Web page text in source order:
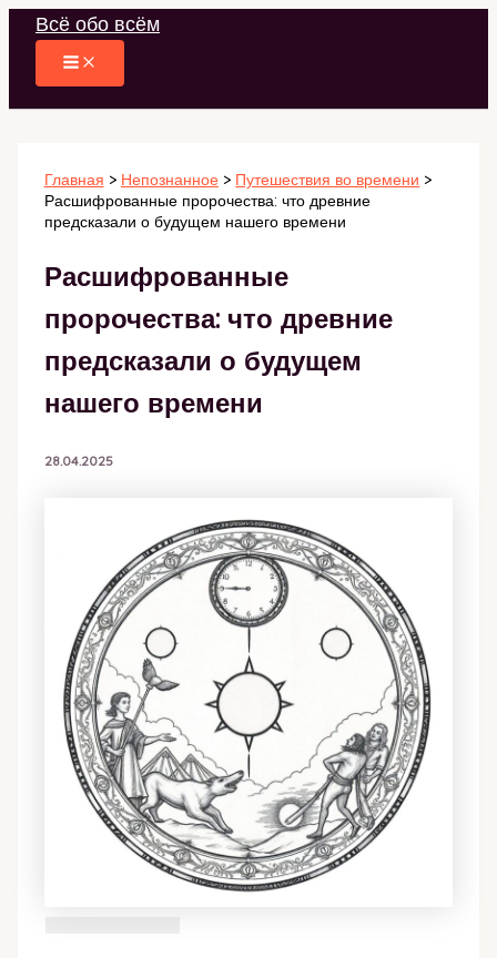
Перейти
содержимому
Всё обо всём
Главная Непознанное
Путешествия во времени
Расшифрованные пророчества: что древние
предсказали о будущем нашего времени
Расшифрованные
пророчества: что древние
предсказали о будущем
нашего времени
28.04.2025